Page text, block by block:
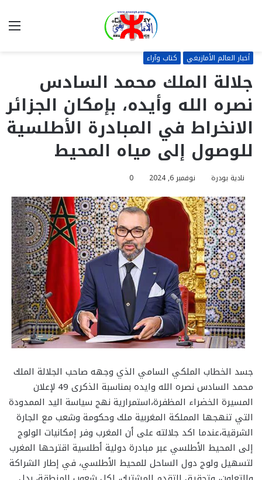
أخبار العالم الأمازيغي كتاب وآراء
جلالة الملك محمد السادس
نصره الله وأيده، بإمكان الجزائر
الانخراط في المبادرة الأطلسية
للوصول إلى مياه المحيط
نادية بودرة نوفمبر 6, 2024 0
جسد الخطاب الملكي السامي الذي وجهه صاحب الجلالة الملك
محمد السادس نصره الله وايده بمناسبة الذكرى 49 لإعلان
المسيرة الخضراء المظفرة،استمرارية نهج سياسة اليد الممدودة
التي تنهجها المملكة المغربية ملك وحكومة وشعب مع الجارة
الشرقية،عندما اكد جلالته على أن المغرب وفر إمكانيات الولوج
إلى المحيط الأطلسي عبر مبادرة دولية أطلسية اقترحها المغرب
لتسهيل ولوج دول الساحل للمحيط الأطلسي، في إطار الشراكة